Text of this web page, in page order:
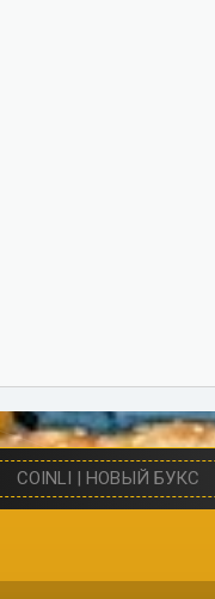
COINLI | НОВЫЙ БУКС